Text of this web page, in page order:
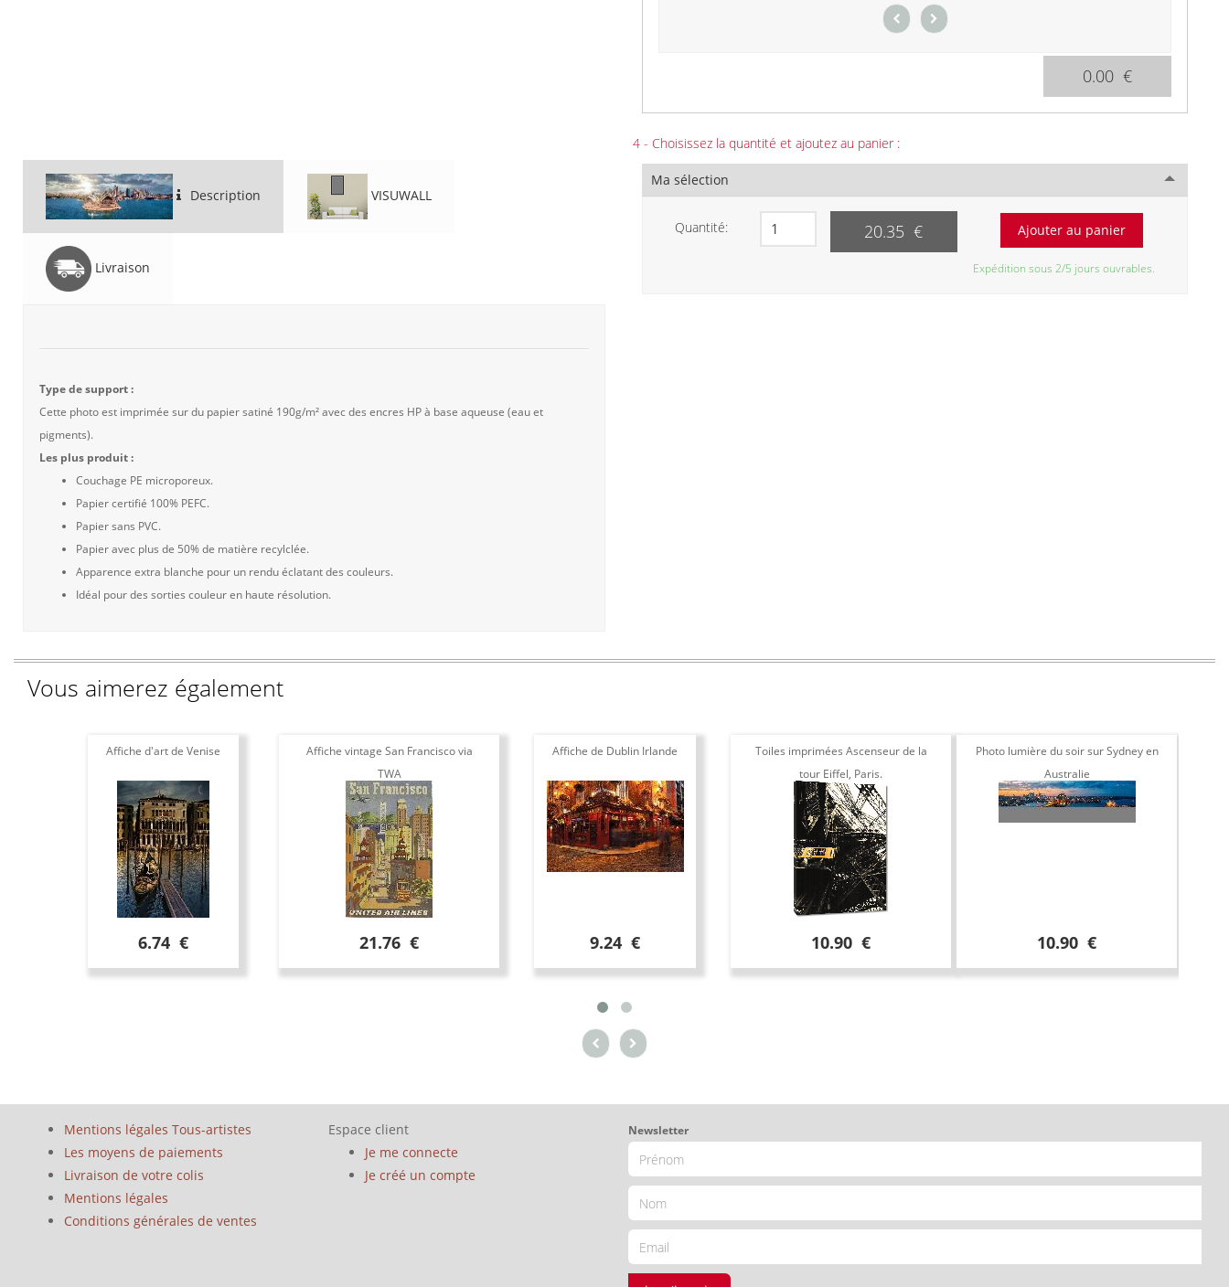
Description VISUWALL
Livraison
Type de support :
Cette photo est imprimée sur du papier satiné 190g/m² avec des encres HP à base aqueuse (eau et
pigments).
Les plus produit :
Couchage PE microporeux.
Papier certifié 100% PEFC.
Papier sans PVC.
Papier avec plus de 50% de matière recylclée.
Apparence extra blanche pour un rendu éclatant des couleurs.
Idéal pour des sorties couleur en haute résolution.
0.00 €
4 - Choisissez la quantité et ajoutez au panier :
Ma sélection
Quantité: 20.35 €
Expédition sous 2/5 jours ouvrables.
Vous aimerez également
Affiche d'art de Venise
6.74 €
Affiche vintage San Francisco via
TWA
21.76 €
Affiche de Dublin Irlande
9.24 €
Toiles imprimées Ascenseur de la
tour Eiffel, Paris.
10.90 €
Photo lumière du soir sur Sydney en
Australie
10.90 €
Mentions légales Tous-artistes
Les moyens de paiements
Livraison de votre colis
Mentions légales
Conditions générales de ventes
Espace client
Je me connecte
Je créé un compte
Newsletter